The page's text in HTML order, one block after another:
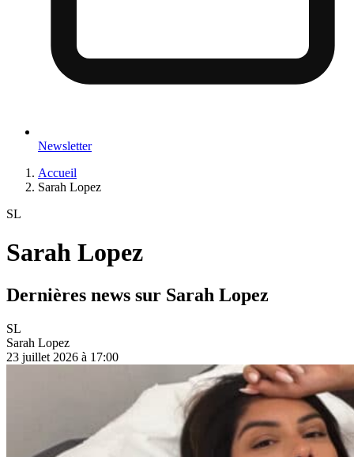
Newsletter
Accueil
Sarah Lopez
SL
Sarah Lopez
Dernières news sur Sarah Lopez
SL
Sarah Lopez
23 juillet 2026 à 17:00